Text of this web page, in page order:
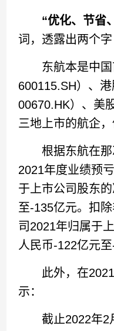
“优化、节省
词，透露出两个
东航本是中国
600115.SH）、港
00670.HK）、美
三地上市的航企
根据东航在那
2021年度业绩预
于上市公司股东
至-135亿元。扣
司2021年归属于
人民币-122亿元至
此外，在2021
示：
截止2022年2